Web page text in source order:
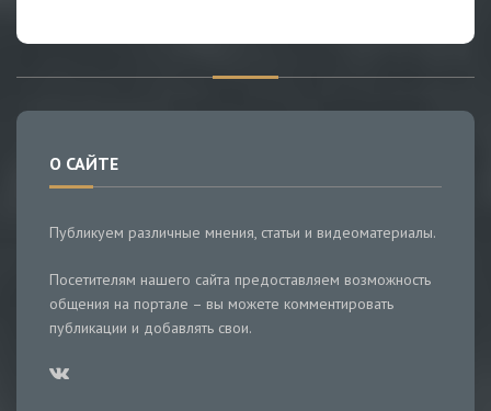
О САЙТЕ
Публикуем различные мнения, статьи и видеоматериалы.
Посетителям нашего сайта предоставляем возможность
общения на портале – вы можете комментировать
публикации и добавлять свои.